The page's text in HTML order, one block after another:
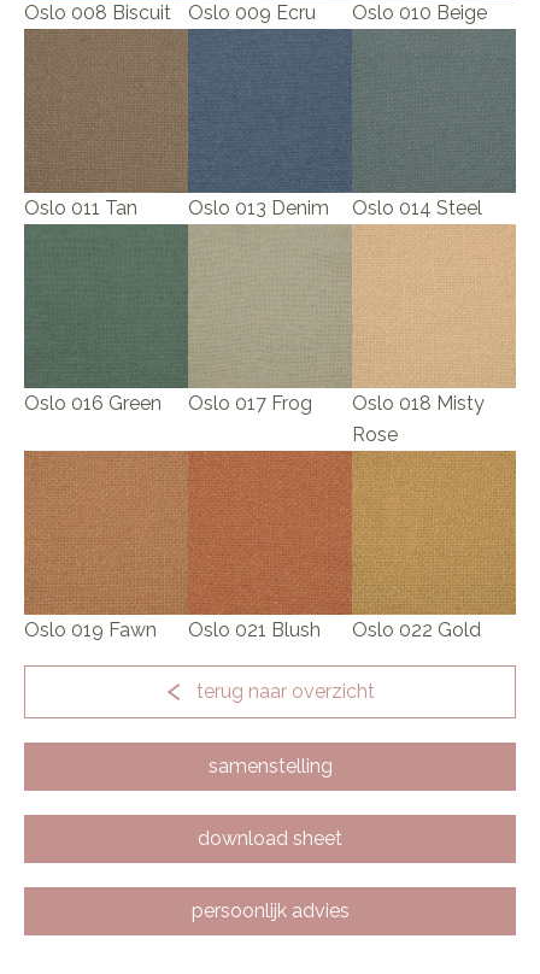
Oslo 008 Biscuit Oslo 009 Ecru Oslo 010 Beige
Oslo 011 Tan Oslo 013 Denim Oslo 014 Steel
Oslo 016 Green Oslo 017 Frog
Oslo 018 Misty
Rose
Oslo 019 Fawn Oslo 021 Blush Oslo 022 Gold
terug naar overzicht
samenstelling
download sheet
persoonlijk advies